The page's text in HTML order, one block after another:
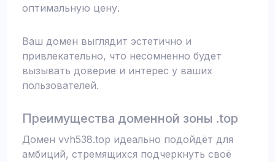
оптимальную цену.
Ваш домен выглядит эстетично и
привлекательно, что несомненно будет
вызывать доверие и интерес у ваших
пользователей.
Преимущества доменной зоны .top
Домен vvh538.top идеально подойдёт для
амбиций, стремящихся подчеркнуть своё